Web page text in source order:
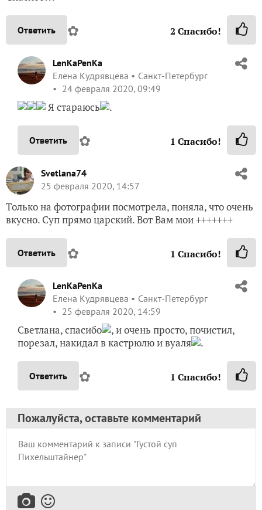
Ответить ✿ 2 Спасибо!
LenKaPenKa
Елена Кудрявцева
Санкт-Петербург
24 февраля 2020, 09:49
Я стараюсь .
Ответить ✿ 1 Спасибо!
Svetlana74
25 февраля 2020, 14:57
Только на фотографии посмотрела, поняла, что очень
вкусно. Суп прямо царский. Вот Вам мои +++++++
Ответить ✿ 1 Спасибо!
LenKaPenKa
Елена Кудрявцева
Санкт-Петербург
25 февраля 2020, 14:59
Светлана, спасибо
, и очень просто, почистил,
порезал, накидал в кастрюлю и вуаля
.
Ответить ✿ 1 Спасибо!
Пожалуйста, оставьте комментарий